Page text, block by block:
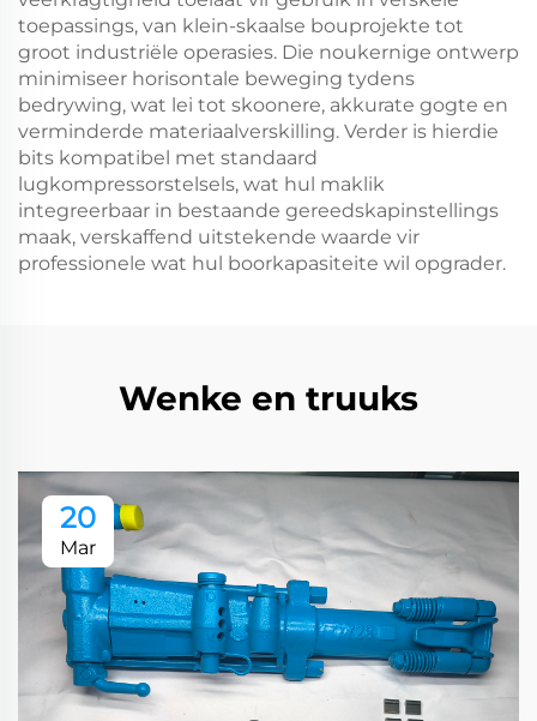
toepassings, van klein-skaalse bouprojekte tot
groot industriële operasies. Die noukernige ontwerp
minimiseer horisontale beweging tydens
bedrywing, wat lei tot skoonere, akkurate gogte en
verminderde materiaalverskilling. Verder is hierdie
bits kompatibel met standaard
lugkompressorstelsels, wat hul maklik
integreerbaar in bestaande gereedskapinstellings
maak, verskaffend uitstekende waarde vir
professionele wat hul boorkapasiteite wil opgrader.
Wenke en truuks
20
Mar